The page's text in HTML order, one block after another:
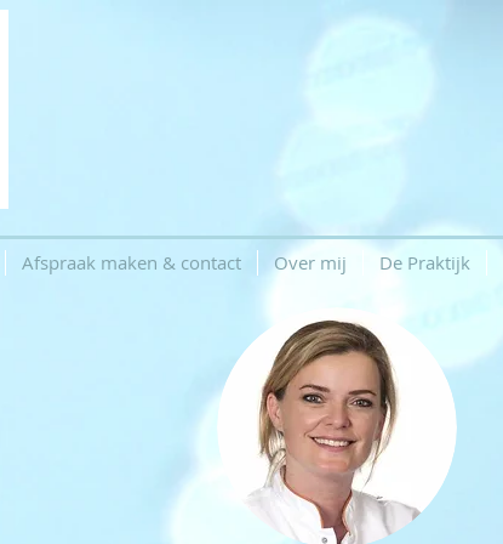
Afspraak maken & contact Over mij De Praktijk